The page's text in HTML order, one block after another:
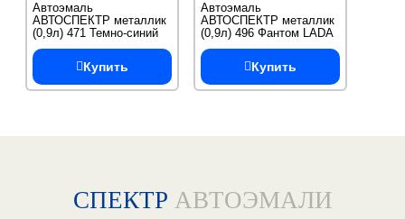
Автоэмаль
АВТОСПЕКТР металлик
(0,9л) 471 Темно-синий
GRANTA ИЖ
Купить
Автоэмаль
АВТОСПЕКТР металлик
(0,9л) 496 Фантом LADA
VESTA
Купить
СПЕКТР АВТОЭМАЛИ